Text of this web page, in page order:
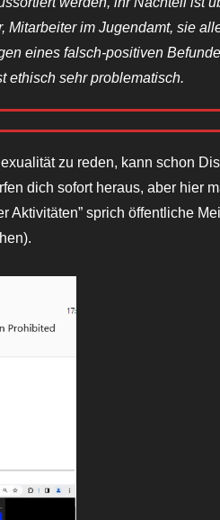
Mitarbeiter im Jugendamt, sie
eines falsch-positiven
ethisch sehr problematisch.
zu reden, kann schon
dich sofort heraus, aber hier
Aktivitäten” sprich öffentliche